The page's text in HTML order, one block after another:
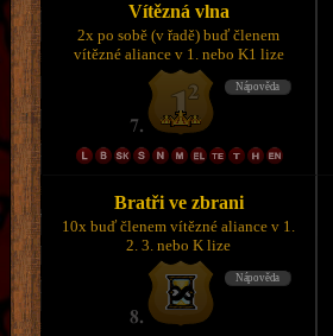
Vítězná vlna
2x po sobě (v řadě) buď členem
vítězné aliance v 1. nebo K1 lize
Bratři ve zbrani
10x buď členem vítězné aliance v 1.
2. 3. nebo K lize